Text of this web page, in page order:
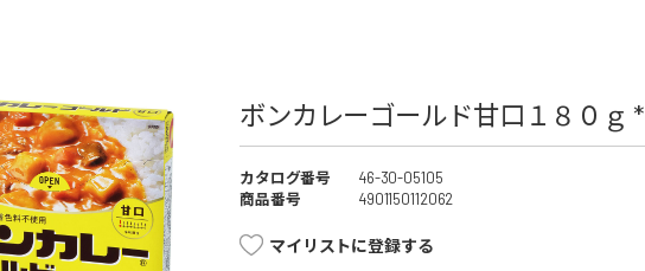
ボンカレーゴールド甘口１８０ｇ *
カタログ番号
46-30-05105
商品番号
4901150112062
マイリストに登録する